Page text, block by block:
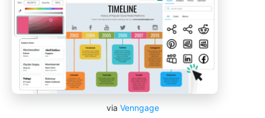
via Venngage